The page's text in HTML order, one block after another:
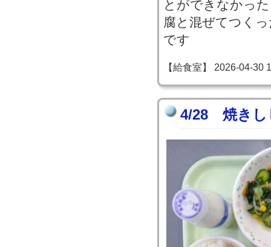
とができなかっ
腐と混ぜてつく
です
【給食室】 2026-04-30
4/28 焼きし